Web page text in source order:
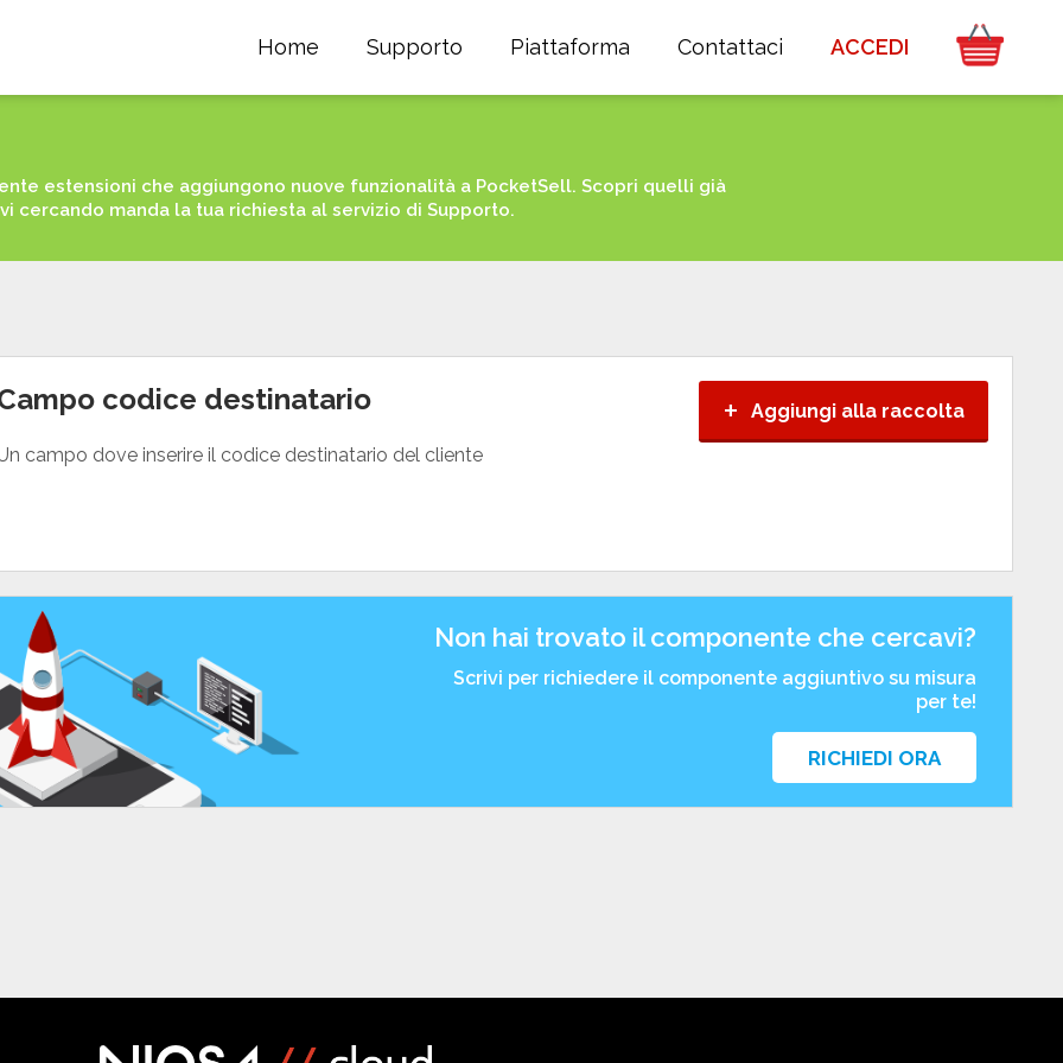
Home Supporto Piattaforma Contattaci ACCEDI
estensioni che aggiungono nuove funzionalità a PocketSell. Scopri quelli già
cercando manda la tua richiesta al servizio di Supporto.
+ Aggiungi alla raccolta
codice destinatario
campo dove inserire il codice destinatario del cliente
Non hai trovato il componente che cercavi?
Scrivi per richiedere il componente aggiuntivo su misura
per te!
RICHIEDI ORA